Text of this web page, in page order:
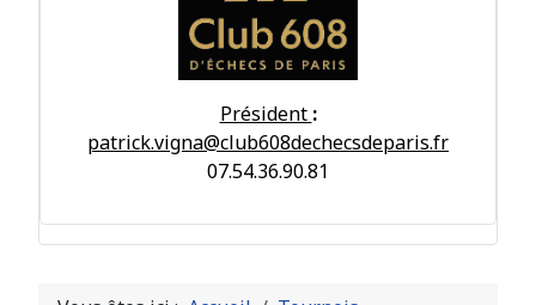
Président :
patrick.vigna@club608dechecsdeparis.fr
07.54.36.90.81